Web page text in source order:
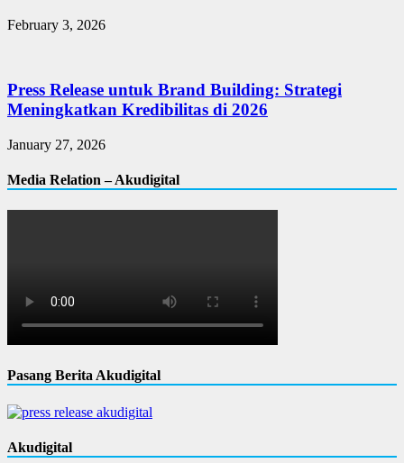
February 3, 2026
Press Release untuk Brand Building: Strategi
Meningkatkan Kredibilitas di 2026
January 27, 2026
Media Relation – Akudigital
Pasang Berita Akudigital
Akudigital